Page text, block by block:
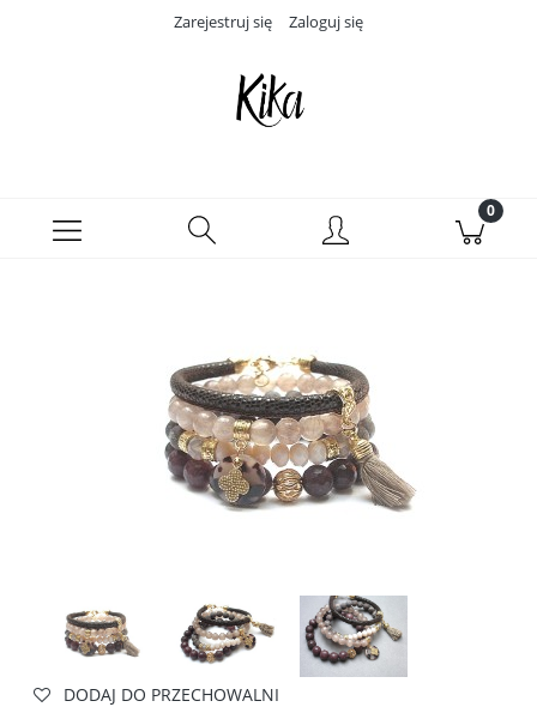
Zarejestruj się Zaloguj się
DODAJ DO PRZECHOWALNI